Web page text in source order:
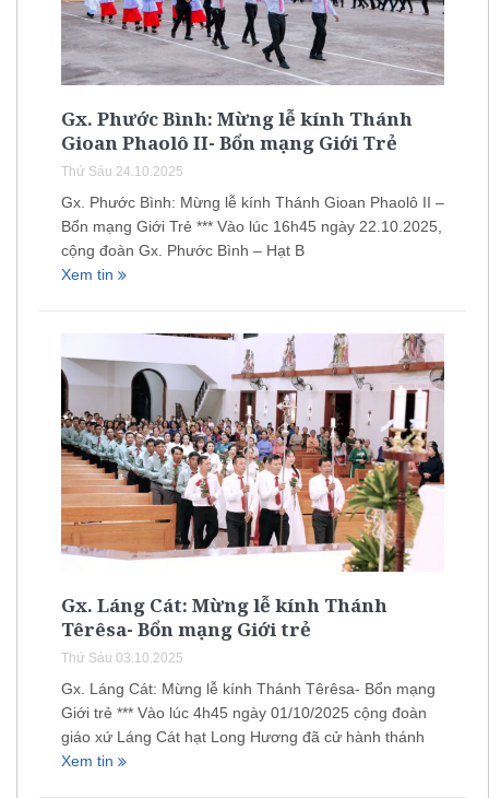
Gx. Phước Bình: Mừng lễ kính Thánh
Gioan Phaolô II- Bổn mạng Giới Trẻ
Thứ Sáu 24.10.2025
Gx. Phước Bình: Mừng lễ kính Thánh Gioan Phaolô II –
Bổn mạng Giới Trẻ *** Vào lúc 16h45 ngày 22.10.2025,
cộng đoàn Gx. Phước Bình – Hạt B
Xem tin
Gx. Láng Cát: Mừng lễ kính Thánh
Têrêsa- Bổn mạng Giới trẻ
Thứ Sáu 03.10.2025
Gx. Láng Cát: Mừng lễ kính Thánh Têrêsa- Bổn mạng
Giới trẻ *** Vào lúc 4h45 ngày 01/10/2025 cộng đoàn
giáo xứ Láng Cát hạt Long Hương đã cử hành thánh
Xem tin